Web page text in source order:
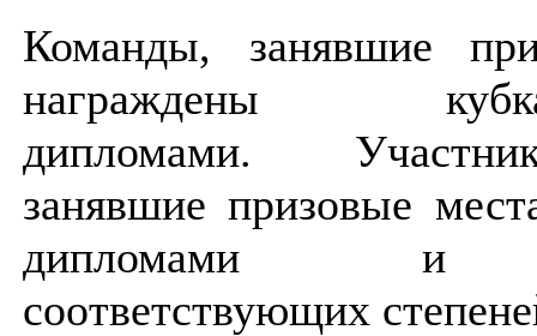
Команды, занявшие
награждены
дипломами.
занявшие призовые
соответствующих